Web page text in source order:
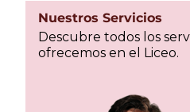
Nuestros Servicios
Descubre todos los
ofrecemos en el Liceo.